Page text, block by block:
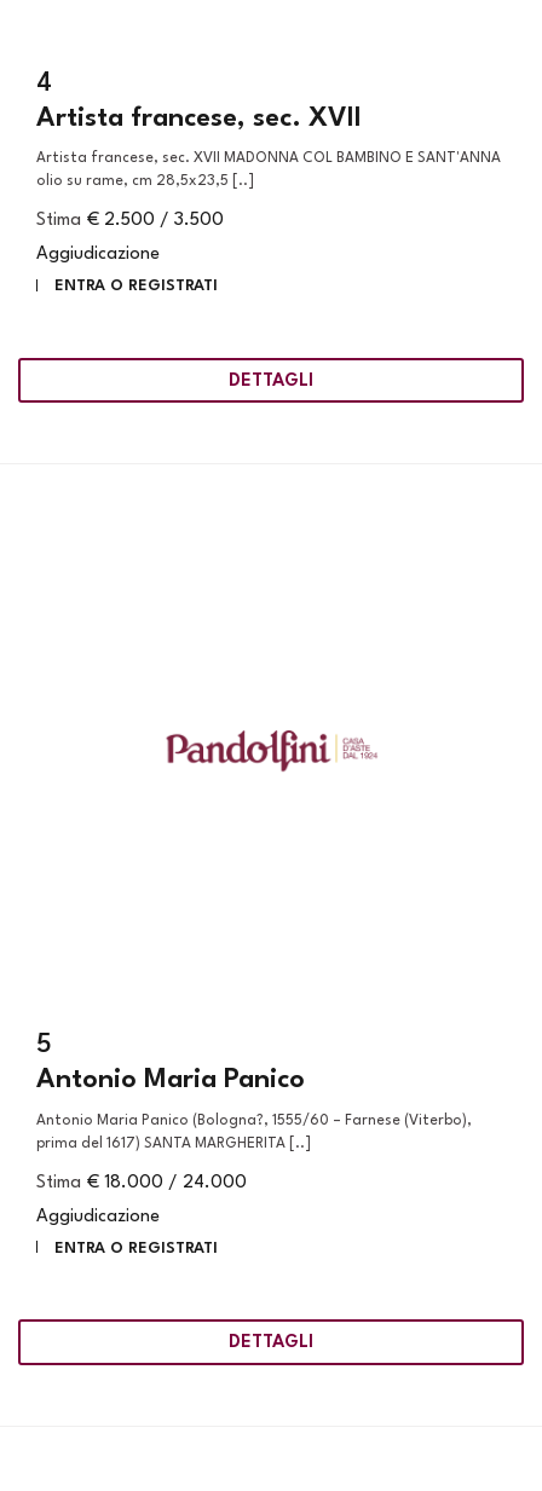
4
Artista francese, sec. XVII
Artista francese, sec. XVII MADONNA COL BAMBINO E SANT'ANNA
olio su rame, cm 28,5x23,5 [..]
Stima € 2.500 / 3.500
Aggiudicazione
ENTRA O REGISTRATI
DETTAGLI
5
Antonio Maria Panico
Antonio Maria Panico (Bologna?, 1555/60 – Farnese (Viterbo),
prima del 1617) SANTA MARGHERITA [..]
Stima € 18.000 / 24.000
Aggiudicazione
ENTRA O REGISTRATI
DETTAGLI